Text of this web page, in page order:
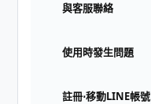
與客服聯絡
使用時發生問題
註冊⋅移動LINE帳號